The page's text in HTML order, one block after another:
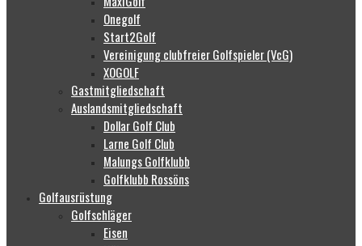
Onegolf
Start2Golf
Vereinigung clubfreier Golfspieler (VcG)
XOGOLF
Gastmitgliedschaft
Auslandsmitgliedschaft
Dollar Golf Club
Larne Golf Club
Malungs Golfklubb
Golfklubb Rossöns
Golfausrüstung
Golfschläger
Eisen